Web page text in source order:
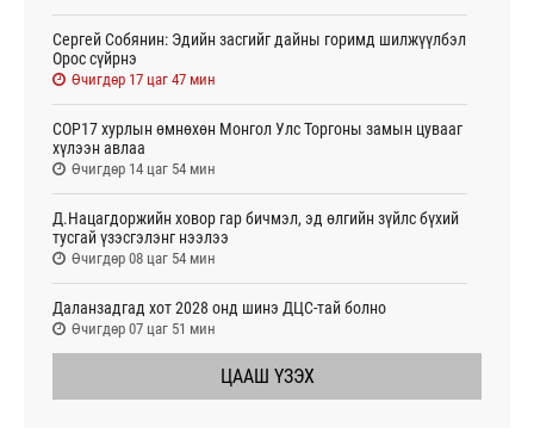
Сергей Собянин: Эдийн засгийг дайны горимд шилжүүлбэл
Орос сүйрнэ
Өчигдөр 17 цаг 47 мин
COP17 хурлын өмнөхөн Монгол Улс Торгоны замын цувааг
хүлээн авлаа
Өчигдөр 14 цаг 54 мин
Д.Нацагдоржийн ховор гар бичмэл, эд өлгийн зүйлс бүхий
тусгай үзэсгэлэнг нээлээ
Өчигдөр 08 цаг 54 мин
Даланзадгад хот 2028 онд шинэ ДЦС-тай болно
Өчигдөр 07 цаг 51 мин
ЦААШ ҮЗЭХ